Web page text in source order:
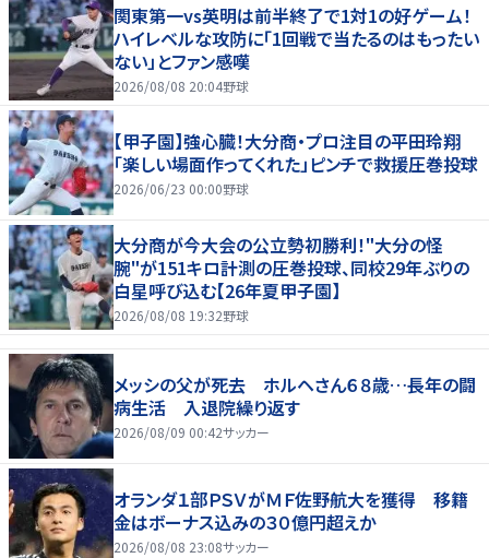
関東第一vs英明は前半終了で1対1の好ゲーム！
ハイレベルな攻防に「1回戦で当たるのはもったい
ない」とファン感嘆
2026/08/08 20:04野球
【甲子園】強心臓！大分商・プロ注目の平田玲翔
「楽しい場面作ってくれた」ピンチで救援圧巻投球
2026/06/23 00:00野球
大分商が今大会の公立勢初勝利！"大分の怪
腕"が151キロ計測の圧巻投球、同校29年ぶりの
白星呼び込む【26年夏甲子園】
2026/08/08 19:32野球
メッシの父が死去 ホルヘさん６８歳…長年の闘
病生活 入退院繰り返す
2026/08/09 00:42サッカー
オランダ１部ＰＳＶがＭＦ佐野航大を獲得 移籍
金はボーナス込みの３０億円超えか
2026/08/08 23:08サッカー